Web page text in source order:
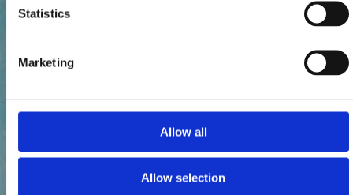
Statistics
Marketing
Allow all
Allow selection